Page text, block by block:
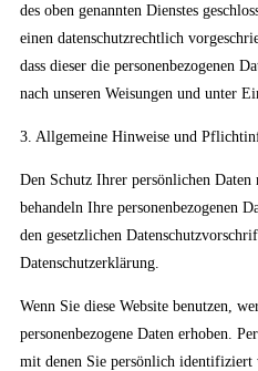
des oben genannten Dienstes
einen datenschutzrechtlich
dass dieser die personenbezogenen
nach unseren Weisungen und unter
3. Allgemeine Hinweise und
Den Schutz Ihrer persönlichen
behandeln Ihre personenbezogenen
den gesetzlichen
Datenschutzerklärung.
Wenn Sie diese Website benutzen,
personenbezogene Daten erhoben.
mit denen Sie persönlich identifiziert